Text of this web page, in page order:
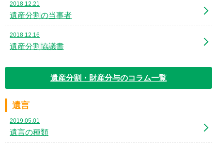
2018.12.21
遺産分割の当事者
2018.12.16
遺産分割協議書
遺産分割・財産分与のコラム一覧
遺言
2019.05.01
遺言の種類